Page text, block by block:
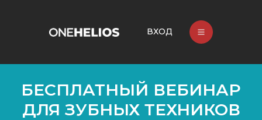
ВХОД
БЕСПЛАТНЫЙ ВЕБИНАР
ДЛЯ ЗУБНЫХ ТЕХНИКОВ